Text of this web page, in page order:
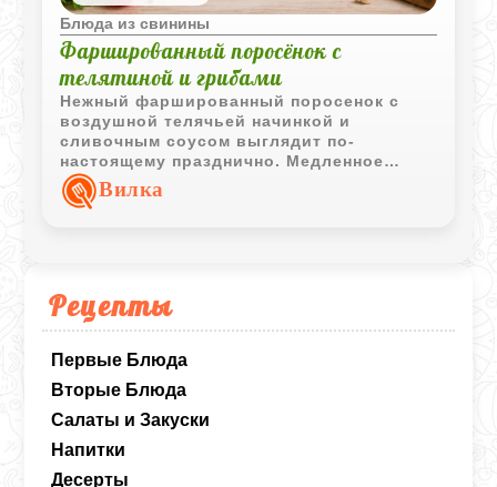
Рецепты
Первые Блюда
Вторые Блюда
Салаты и Закуски
Напитки
Десерты
Блюда из свинины
Фаршированный поросёнок с
телятиной и грибами
Нежный фаршированный поросенок с
воздушной телячьей начинкой и
сливочным соусом выглядит по-
настоящему празднично. Медленное
приготовление делает мясо мягким, а
грибная начинка придает блюду
Вилка